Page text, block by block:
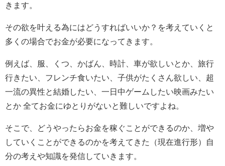
きます。
その欲を叶える為にはどうすればいいか？を考えていくと
多くの場合でお金が必要になってきます。
例えば、服、くつ、かばん、時計、車が欲しいとか、旅行
行きたい、フレンチ食いたい、子供がたくさん欲しい、超
一流の異性と結婚したい、一日中ゲームしたい映画みたい
とか 全てお金にゆとりがないと難しいですよね。
そこで、どうやったらお金を稼ぐことができるのか、増や
していくことができるのかを考えてきた（現在進行形）自
分の考えや知識を発信していきます。